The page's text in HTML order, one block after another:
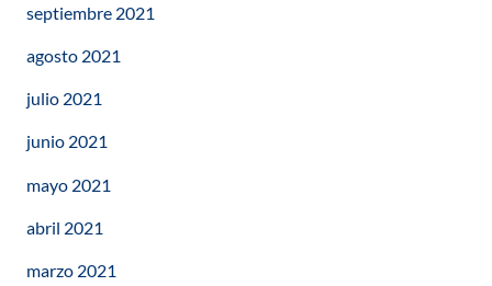
septiembre 2021
agosto 2021
julio 2021
junio 2021
mayo 2021
abril 2021
marzo 2021